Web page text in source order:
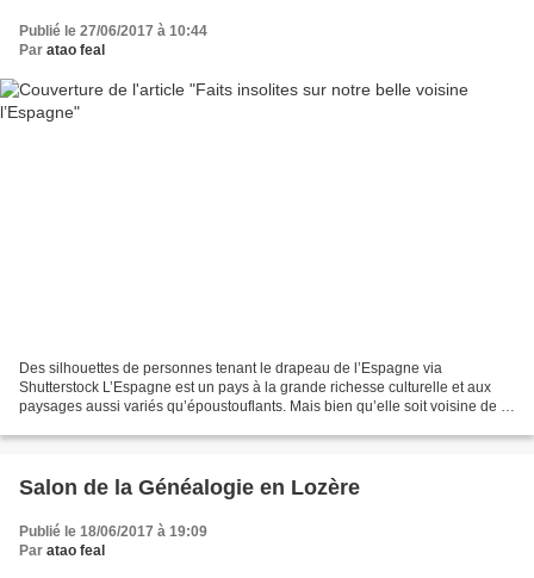
Publié le 27/06/2017 à 10:44
Par atao feal
Des silhouettes de personnes tenant le drapeau de l’Espagne via
Shutterstock L’Espagne est un pays à la grande richesse culturelle et aux
paysages aussi variés qu’époustouflants. Mais bien qu’elle soit voisine de la
Salon de la Généalogie en Lozère
Publié le 18/06/2017 à 19:09
Par atao feal